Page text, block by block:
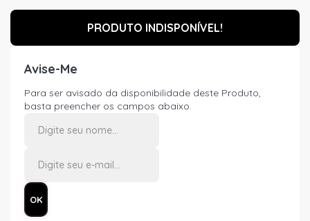
PRODUTO INDISPONÍVEL!
Avise-Me
Para ser avisado da disponibilidade deste Produto,
basta preencher os campos abaixo.